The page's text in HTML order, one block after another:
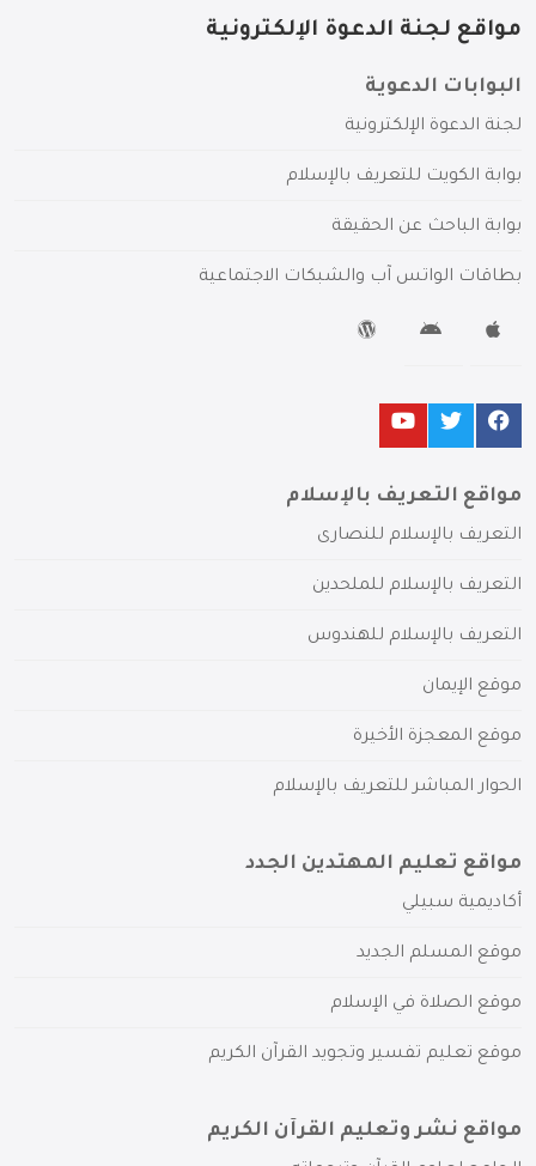
مواقع لجنة الدعوة الإلكترونية
البوابات الدعوية
لجنة الدعوة الإلكترونية
بوابة الكويت للتعريف بالإسلام
بوابة الباحث عن الحقيقة
بطاقات الواتس آب والشبكات الاجتماعية
مواقع التعريف بالإسلام
التعريف بالإسلام للنصارى
التعريف بالإسلام للملحدين
التعريف بالإسلام للهندوس
موقع الإيمان
موقع المعجزة الأخيرة
الحوار المباشر للتعريف بالإسلام
مواقع تعليم المهتدين الجدد
أكاديمية سبيلي
موقع المسلم الجديد
موقع الصلاة في الإسلام
موقع تعليم تفسير وتجويد القرآن الكريم
مواقع نشر وتعليم القرآن الكريم